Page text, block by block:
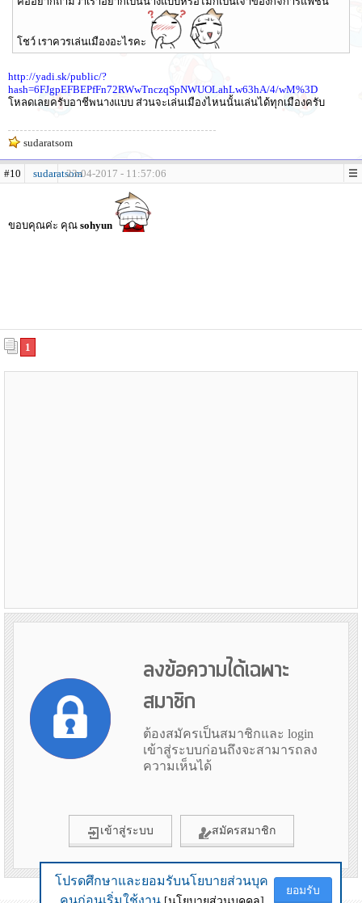
โปรดศึกษาและยอมรับนโยบายส่วนบุค
คนก่อนเริ่มใช้งาน
ยอมรับ
โชว์ เราควรเล่นเมืองอะไรคะ
http://yadi.sk/public/?
hash=6FJgpEFBEPfFn72RWwTnczqSpNWUOLahLw63hA/4/wM%3D
โหลดเลยครับอาชีพนางแบบ ส่วนจะเล่นเมืองไหนนั้นเล่นได้ทุกเมืองครับ
sudaratsom
#10 sudaratsom23-04-2017 - 11:57:06
ขอบคุณค่ะ คุณ sohyun
1
ลงข้อความได้เฉพาะ
สมาชิก
ต้องสมัครเป็นสมาชิกและ login
เข้าสู่ระบบก่อนถึงจะสามารถลง
ความเห็นได้
เข้าสู่ระบบ สมัครสมาชิก
ข้อมูลเมื่อ 6th August 2026 19:56
โปรดศึกษาและยอมรับนโยบายส่วนบุค
คนก่อนเริ่มใช้งาน
ยอมรับ